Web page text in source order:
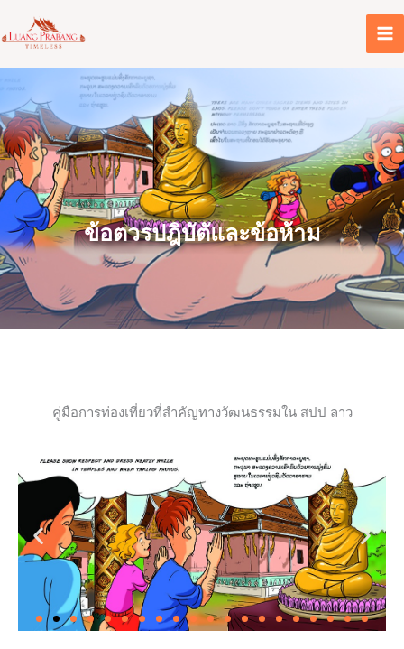
to
content
ข้อตวรปฎิบัตัและข้อห้าม
คู่มือการท่องเที่ยวที่สำคัญทางวัฒนธรรมใน สปป ลาว